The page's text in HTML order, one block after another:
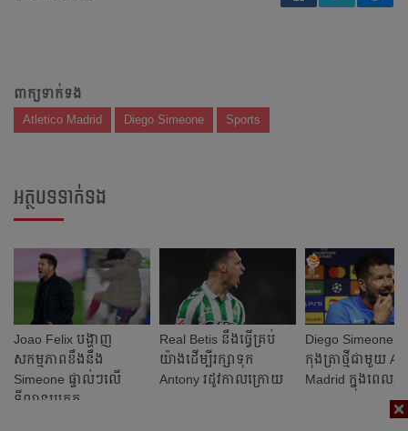
ពាក្យទាក់ទង
Atletico Madrid Diego Simeone Sports
អត្ថបទទាក់ទង
Joao Felix បង្ហាញ​
សកម្មភាព​ខឹង​នឹង​
Simeone ផ្ទាល់ៗ​លើ​
ទីលាន​ប្រកួត
Real Betis នឹង​ធ្វើ​គ្រប់​
យ៉ាង​ដើម្បី​រក្សា​ទុក
Antony រដូវ​កាល​ក្រោយ​
Diego Simeone នឹ
កុងត្រា​ថ្មី​ជា​មួយ​
Madrid ក្នុង​ពេល​ឆ